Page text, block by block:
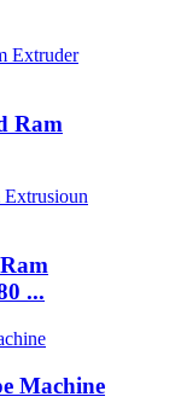
Ram
...
Machine